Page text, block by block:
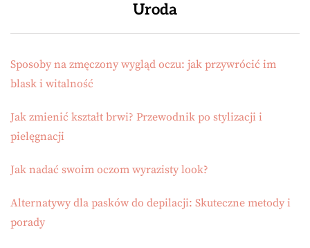
Uroda
Sposoby na zmęczony wygląd oczu: jak przywrócić im
blask i witalność
Jak zmienić kształt brwi? Przewodnik po stylizacji i
pielęgnacji
Jak nadać swoim oczom wyrazisty look?
Alternatywy dla pasków do depilacji: Skuteczne metody i
porady